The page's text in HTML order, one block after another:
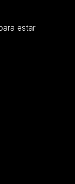
estar